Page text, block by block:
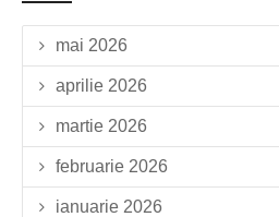
mai 2026
aprilie 2026
martie 2026
februarie 2026
ianuarie 2026